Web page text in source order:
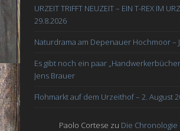
URZEIT TRIFFT NEUZEIT – EIN T-REX IM
29.8.2026
Naturdrama am Depenauer Hochmoor –
Es gibt noch ein paar
Jens Brauer
Flohmarkt auf dem Urzeithof – 2. August
Paolo Cortese zu Die